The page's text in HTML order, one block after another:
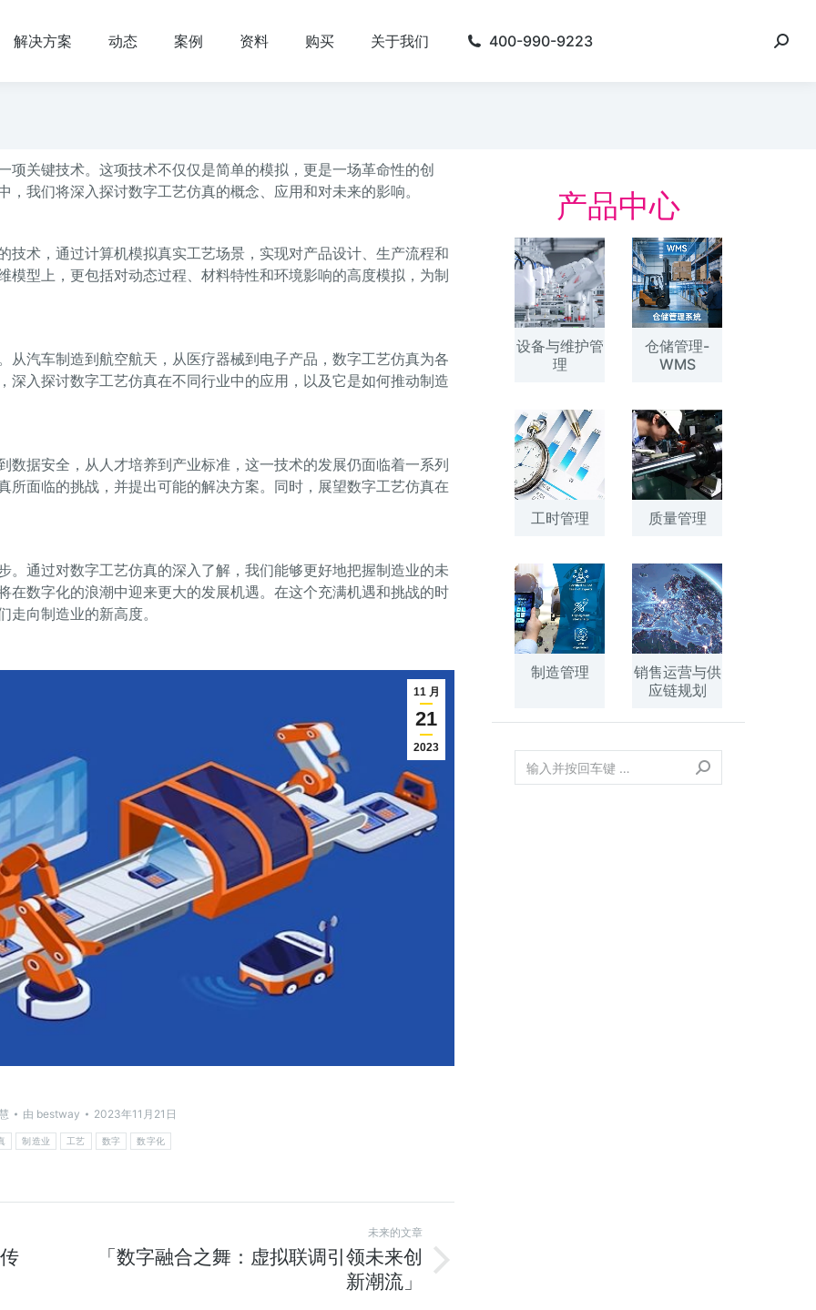
解决方案 动态 案例 资料 购买 关于我们 400-990-9223
关键技术。这项技术不仅仅是简单的模拟，更是一场革命性的创
我们将深入探讨数字工艺仿真的概念、应用和对未来的影响。
术，通过计算机模拟真实工艺场景，实现对产品设计、生产流程和
型上，更包括对动态过程、材料特性和环境影响的高度模拟，为制
汽车制造到航空航天，从医疗器械到电子产品，数字工艺仿真为各
入探讨数字工艺仿真在不同行业中的应用，以及它是如何推动制造
据安全，从人才培养到产业标准，这一技术的发展仍面临着一系列
面临的挑战，并提出可能的解决方案。同时，展望数字工艺仿真在
通过对数字工艺仿真的深入了解，我们能够更好地把握制造业的未
在数字化的浪潮中迎来更大的发展机遇。在这个充满机遇和挑战的时
向制造业的新高度。
11 月
21
2023
由 bestway 2023年11月21日
制造业 工艺 数字 数字化
未来的文章
「数字融合之舞：虚拟联调引领未来创
新潮流」
产品中心
设备与维护管
理
仓储管理-
WMS
工时管理 质量管理
制造管理
销售运营与供
应链规划